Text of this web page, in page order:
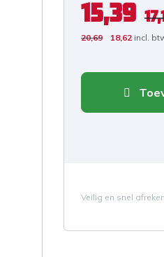
15,39
20,69 18,62 incl.
Veilig en snel